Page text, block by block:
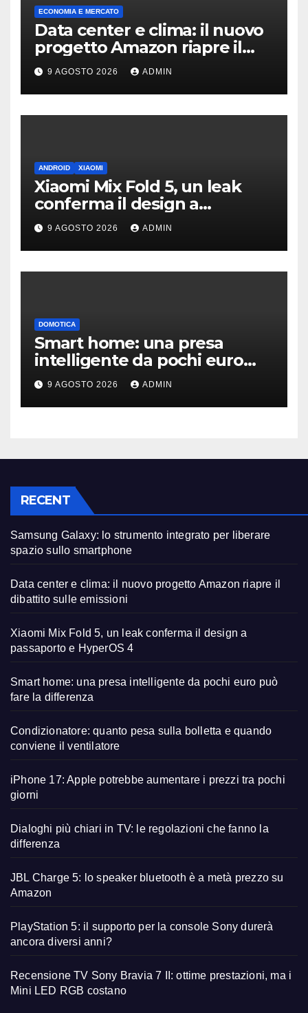
ECONOMIA E MERCATO
Data center e clima: il nuovo
progetto Amazon riapre il
dibattito sulle emissioni
9 AGOSTO 2026 ADMIN
ANDROID XIAOMI
Xiaomi Mix Fold 5, un leak
conferma il design a
passaporto e HyperOS 4
9 AGOSTO 2026 ADMIN
DOMOTICA
Smart home: una presa
intelligente da pochi euro
può fare la differenza
9 AGOSTO 2026 ADMIN
RECENT
Samsung Galaxy: lo strumento integrato per liberare
spazio sullo smartphone
Data center e clima: il nuovo progetto Amazon riapre il
dibattito sulle emissioni
Xiaomi Mix Fold 5, un leak conferma il design a
passaporto e HyperOS 4
Smart home: una presa intelligente da pochi euro può
fare la differenza
Condizionatore: quanto pesa sulla bolletta e quando
conviene il ventilatore
iPhone 17: Apple potrebbe aumentare i prezzi tra pochi
giorni
Dialoghi più chiari in TV: le regolazioni che fanno la
differenza
JBL Charge 5: lo speaker bluetooth è a metà prezzo su
Amazon
PlayStation 5: il supporto per la console Sony durerà
ancora diversi anni?
Recensione TV Sony Bravia 7 II: ottime prestazioni, ma i
Mini LED RGB costano